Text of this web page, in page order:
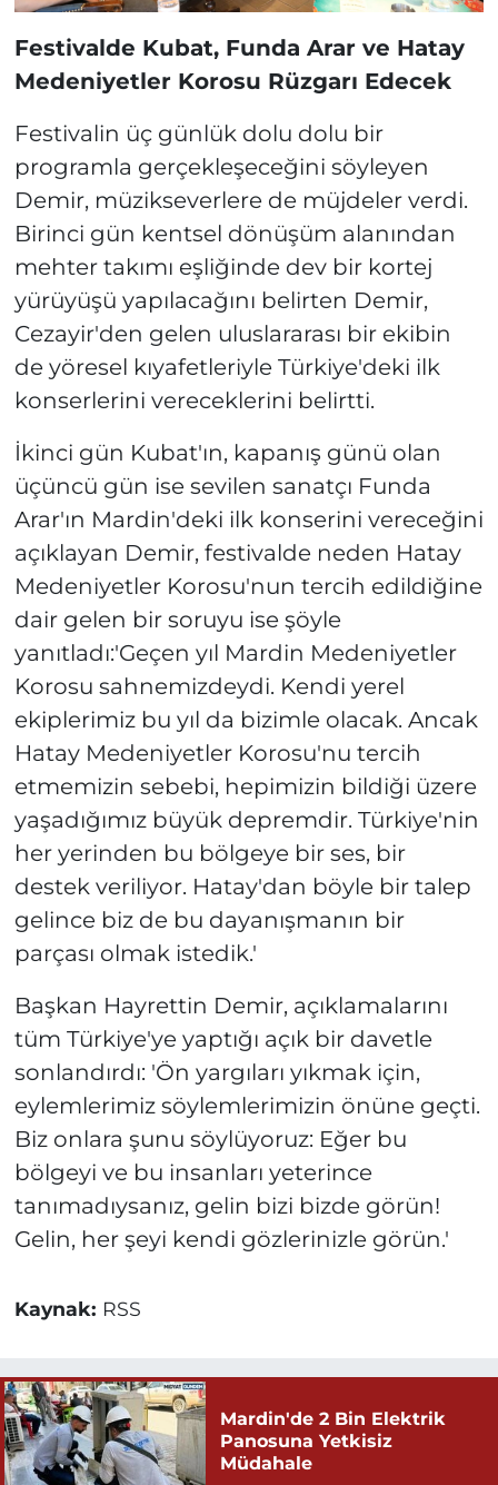
Festivalde Kubat, Funda Arar ve Hatay
Medeniyetler Korosu Rüzgarı Edecek
Festivalin üç günlük dolu dolu bir
programla gerçekleşeceğini söyleyen
Demir, müzikseverlere de müjdeler verdi.
Birinci gün kentsel dönüşüm alanından
mehter takımı eşliğinde dev bir kortej
yürüyüşü yapılacağını belirten Demir,
Cezayir'den gelen uluslararası bir ekibin
de yöresel kıyafetleriyle Türkiye'deki ilk
konserlerini vereceklerini belirtti.
İkinci gün Kubat'ın, kapanış günü olan
üçüncü gün ise sevilen sanatçı Funda
Arar'ın Mardin'deki ilk konserini vereceğini
açıklayan Demir, festivalde neden Hatay
Medeniyetler Korosu'nun tercih edildiğine
dair gelen bir soruyu ise şöyle
yanıtladı:'Geçen yıl Mardin Medeniyetler
Korosu sahnemizdeydi. Kendi yerel
ekiplerimiz bu yıl da bizimle olacak. Ancak
Hatay Medeniyetler Korosu'nu tercih
etmemizin sebebi, hepimizin bildiği üzere
yaşadığımız büyük depremdir. Türkiye'nin
her yerinden bu bölgeye bir ses, bir
destek veriliyor. Hatay'dan böyle bir talep
gelince biz de bu dayanışmanın bir
parçası olmak istedik.'
Başkan Hayrettin Demir, açıklamalarını
tüm Türkiye'ye yaptığı açık bir davetle
sonlandırdı: 'Ön yargıları yıkmak için,
eylemlerimiz söylemlerimizin önüne geçti.
Biz onlara şunu söylüyoruz: Eğer bu
bölgeyi ve bu insanları yeterince
tanımadıysanız, gelin bizi bizde görün!
Gelin, her şeyi kendi gözlerinizle görün.'
Kaynak: RSS
Mardin'de 2 Bin Elektrik
Panosuna Yetkisiz
Müdahale